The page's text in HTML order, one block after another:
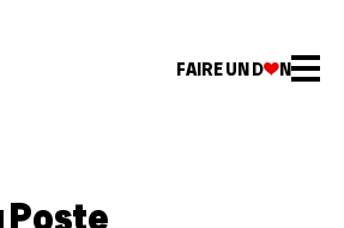
FAIRE UN D N
Poste